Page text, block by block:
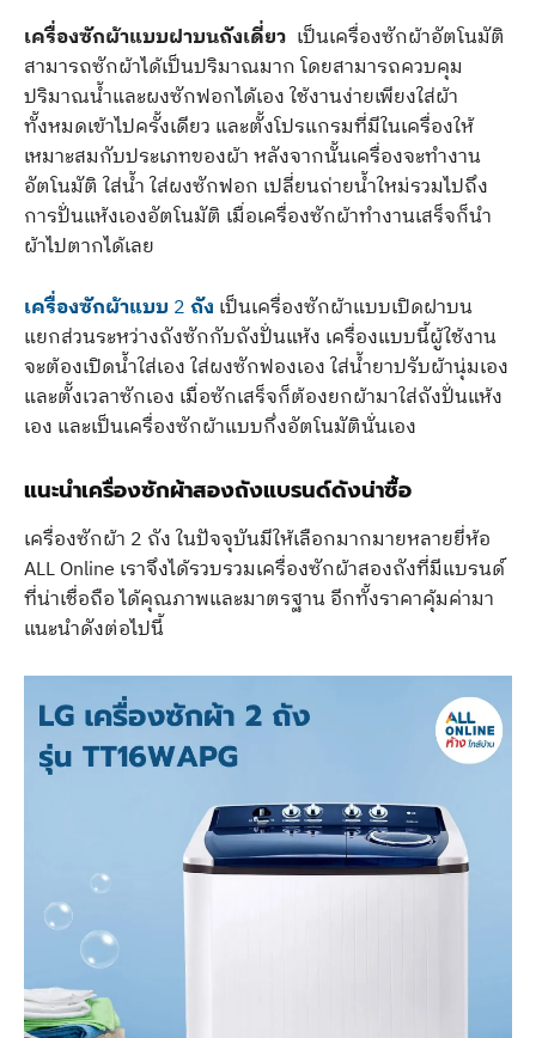
เครื่องซักผ้าแบบฝาบนถังเดี่ยว เป็นเครื่องซักผ้าอัตโนมัติ
สามารถซักผ้าได้เป็นปริมาณมาก โดยสามารถควบคุม
ปริมาณน้ำและผงซักฟอกได้เอง ใช้งานง่ายเพียงใส่ผ้า
ทั้งหมดเข้าไปครั้งเดียว และตั้งโปรแกรมที่มีในเครื่องให้
เหมาะสมกับประเภทของผ้า หลังจากนั้นเครื่องจะทำงาน
อัตโนมัติ ใส่น้ำ ใส่ผงซักฟอก เปลี่ยนถ่ายน้ำใหม่รวมไปถึง
การปั่นแห้งเองอัตโนมัติ เมื่อเครื่องซักผ้าทำงานเสร็จก็นำ
ผ้าไปตากได้เลย
เครื่องซักผ้าแบบ 2ถัง เป็นเครื่องซักผ้าแบบเปิดฝาบน
แยกส่วนระหว่างถังซักกับถังปั่นแห้ง เครื่องแบบนี้ผู้ใช้งาน
จะต้องเปิดน้ำใส่เอง ใส่ผงซักฟองเอง ใส่น้ำยาปรับผ้านุ่มเอง
และตั้งเวลาซักเอง เมื่อซักเสร็จก็ต้องยกผ้ามาใส่ถังปั่นแห้ง
เอง และเป็นเครื่องซักผ้าแบบกึ่งอัตโนมัตินั่นเอง
แนะนำเครื่องซักผ้าสองถังแบรนด์ดังน่าซื้อ
เครื่องซักผ้า 2 ถัง ในปัจจุบันมีให้เลือกมากมายหลายยี่ห้อ
ALL Online เราจึงได้รวบรวมเครื่องซักผ้าสองถังที่มีแบรนด์
ที่น่าเชื่อถือ ได้คุณภาพและมาตรฐาน อีกทั้งราคาคุ้มค่ามา
แนะนำดังต่อไปนี้